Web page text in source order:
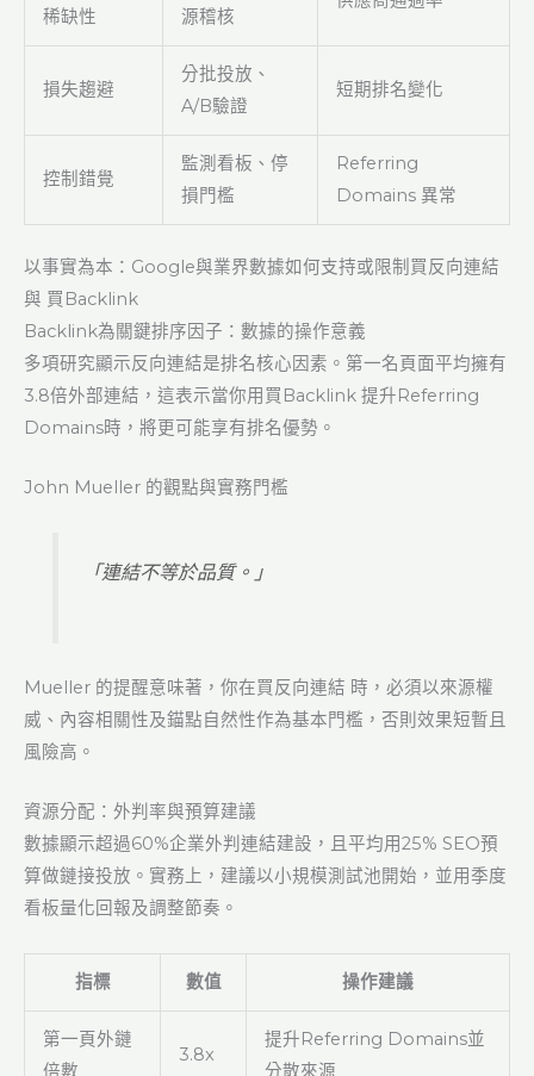
稀缺性
源稽核
損失趨避
分批投放、
A/B驗證
短期排名變化
控制錯覺
監測看板、停
損門檻
Referring
Domains 異常
以事實為本：Google與業界數據如何支持或限制買反向連結
與 買Backlink
Backlink為關鍵排序因子：數據的操作意義
多項研究顯示反向連結是排名核心因素。第一名頁面平均擁有
3.8倍外部連結，這表示當你用買Backlink 提升Referring
Domains時，將更可能享有排名優勢。
John Mueller 的觀點與實務門檻
「連結不等於品質。」
Mueller 的提醒意味著，你在買反向連結 時，必須以來源權
威、內容相關性及錨點自然性作為基本門檻，否則效果短暫且
風險高。
資源分配：外判率與預算建議
數據顯示超過60%企業外判連結建設，且平均用25% SEO預
算做鏈接投放。實務上，建議以小規模測試池開始，並用季度
看板量化回報及調整節奏。
指標 數值 操作建議
第一頁外鏈
倍數
3.8x
提升Referring Domains並
分散來源